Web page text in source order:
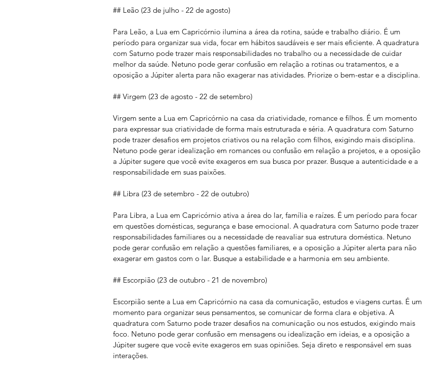
## Leão (23 de julho - 22 de agosto)
Para Leão, a Lua em Capricórnio ilumina a área da rotina, saúde e trabalho diário. É um
período para organizar sua vida, focar em hábitos saudáveis e ser mais eficiente. A quadratura
com Saturno pode trazer mais responsabilidades no trabalho ou a necessidade de cuidar
melhor da saúde. Netuno pode gerar confusão em relação a rotinas ou tratamentos, e a
oposição a Júpiter alerta para não exagerar nas atividades. Priorize o bem-estar e a disciplina.
## Virgem (23 de agosto - 22 de setembro)
Virgem sente a Lua em Capricórnio na casa da criatividade, romance e filhos. É um momento
para expressar sua criatividade de forma mais estruturada e séria. A quadratura com Saturno
pode trazer desafios em projetos criativos ou na relação com filhos, exigindo mais disciplina.
Netuno pode gerar idealização em romances ou confusão em relação a projetos, e a oposição
a Júpiter sugere que você evite exageros em sua busca por prazer. Busque a autenticidade e a
responsabilidade em suas paixões.
## Libra (23 de setembro - 22 de outubro)
Para Libra, a Lua em Capricórnio ativa a área do lar, família e raízes. É um período para focar
em questões domésticas, segurança e base emocional. A quadratura com Saturno pode trazer
responsabilidades familiares ou a necessidade de reavaliar sua estrutura doméstica. Netuno
pode gerar confusão em relação a questões familiares, e a oposição a Júpiter alerta para não
exagerar em gastos com o lar. Busque a estabilidade e a harmonia em seu ambiente.
## Escorpião (23 de outubro - 21 de novembro)
Escorpião sente a Lua em Capricórnio na casa da comunicação, estudos e viagens curtas. É um
momento para organizar seus pensamentos, se comunicar de forma clara e objetiva. A
quadratura com Saturno pode trazer desafios na comunicação ou nos estudos, exigindo mais
foco. Netuno pode gerar confusão em mensagens ou idealização em ideias, e a oposição a
Júpiter sugere que você evite exageros em suas opiniões. Seja direto e responsável em suas
interações.